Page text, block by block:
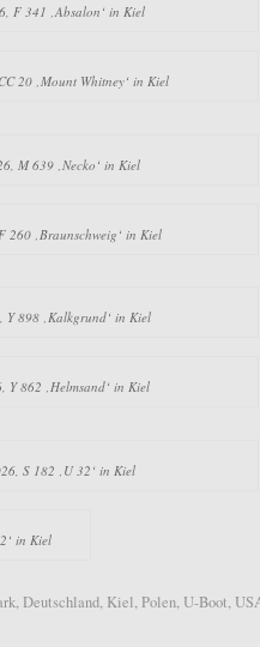
F 341 ‚Absalon‘ in Kiel
20 ‚Mount Whitney‘ in Kiel
M 639 ‚Necko‘ in Kiel
260 ‚Braunschweig‘ in Kiel
Y 898 ‚Kalkgrund‘ in Kiel
Y 862 ‚Helmsand‘ in Kiel
S 182 ‚U 32‘ in Kiel
in Kiel
, Deutschland, Kiel,Polen, U-Boot,